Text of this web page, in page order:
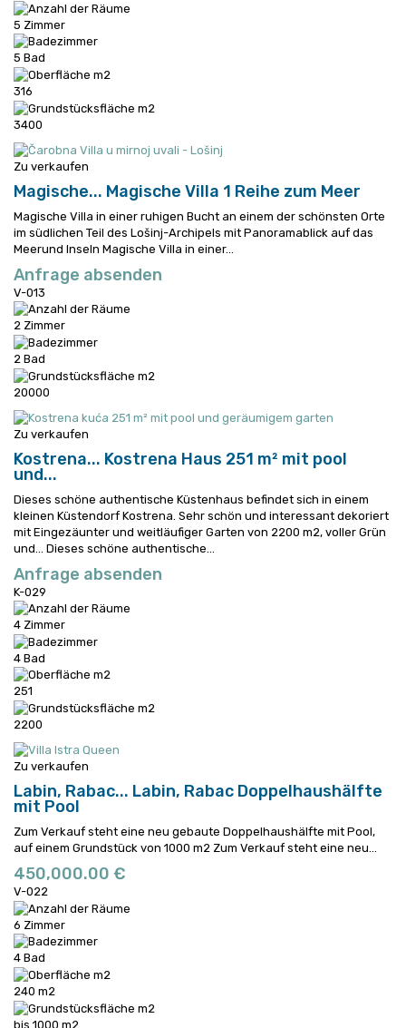
5 Zimmer
5 Bad
316
3400
Zu verkaufen
Magische... Magische Villa 1 Reihe zum Meer
Magische Villa in einer ruhigen Bucht an einem der schönsten Orte
im südlichen Teil des Lošinj-Archipels mit Panoramablick auf das
Meerund Inseln Magische Villa in einer...
Anfrage absenden
V-013
2 Zimmer
2 Bad
20000
Zu verkaufen
Kostrena... Kostrena Haus 251 m² mit pool
und...
Dieses schöne authentische Küstenhaus befindet sich in einem
kleinen Küstendorf Kostrena. Sehr schön und interessant dekoriert
mit Eingezäunter und weitläufiger Garten von 2200 m2, voller Grün
und...
Dieses schöne authentische...
Anfrage absenden
K-029
4 Zimmer
4 Bad
251
2200
Zu verkaufen
Labin, Rabac... Labin, Rabac Doppelhaushälfte
mit Pool
Zum Verkauf steht eine neu gebaute Doppelhaushälfte mit Pool,
auf einem Grundstück von 1000 m2 Zum Verkauf steht eine neu...
450,000.00 €
V-022
6 Zimmer
4 Bad
240 m2
bis 1000 m2